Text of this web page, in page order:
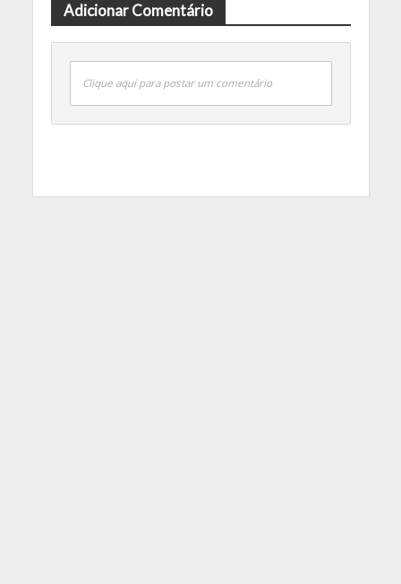
Adicionar Comentário
Clique aqui para postar um comentário